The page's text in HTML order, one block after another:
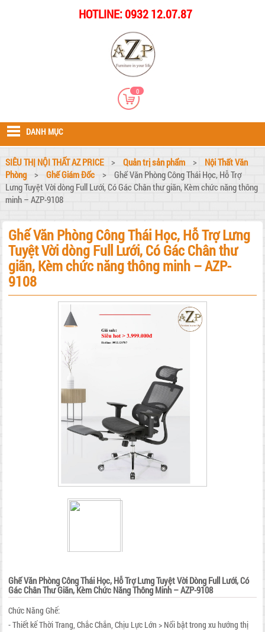
HOTLINE: 0932 12.07.87
0
DANH MỤC
SIÊU THỊ NỘI THẤT AZ PRICE > Quản trị sản phẩm >
Nội Thất Văn
Phòng
> Ghế Giám Đốc >
Ghế Văn Phòng Công Thái Học, Hỗ Trợ
Lưng Tuyệt Vời dòng Full Lưới, Có Gác Chân thư giãn, Kèm chức năng thông
minh – AZP-9108
Ghế Văn Phòng Công Thái Học, Hỗ Trợ Lưng
Tuyệt Vời dòng Full Lưới, Có Gác Chân thư
giãn, Kèm chức năng thông minh – AZP-
9108
Ghế Văn Phòng Công Thái Học, Hỗ Trợ Lưng Tuyệt Vời Dòng Full Lưới, Có
Gác Chân Thư Giãn, Kèm Chức Năng Thông Minh – AZP-9108
Chức Năng Ghế:
- Thiết kế Thời Trang, Chắc Chắn, Chịu Lực Lớn > Nổi bật trong xu hướng thị